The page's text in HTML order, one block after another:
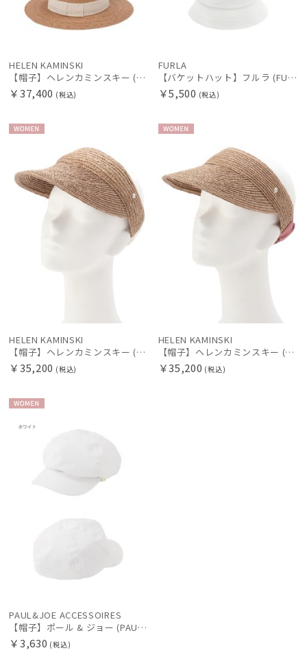
HELEN KAMINSKI
【帽子】ヘレンカミンスキー (HELEN KAMINSKI) GRACIE
￥37,400 (税込)
FURLA
【バケットハット】フルラ (FURLA) フロントロゴ刺繍 バケットハット UV サイズ調整 ウォッシャブル
￥5,500 (税込)
HELEN KAMINSKI
【帽子】ヘレンカミンスキー (HELEN KAMINSKI) Medea
￥35,200 (税込)
HELEN KAMINSKI
【帽子】ヘレンカミンスキー (HELEN KAMINSKI) Medea
￥35,200 (税込)
PAUL&JOE ACCESSOIRES
【帽子】ポール & ジョー (PAUL & JOE ACCESSOIRES) ロゴプレート 無地 キャスケット 【公式ムーンバット】 レディース
￥3,630 (税込)